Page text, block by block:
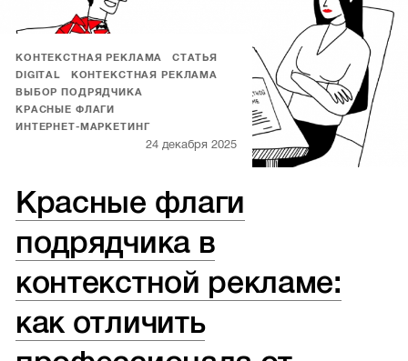
КОНТЕКСТНАЯ РЕКЛАМА
СТАТЬЯ
DIGITAL
КОНТЕКСТНАЯ РЕКЛАМА
ВЫБОР ПОДРЯДЧИКА
КРАСНЫЕ ФЛАГИ
ИНТЕРНЕТ-МАРКЕТИНГ
24 декабря 2025
Красные флаги
подрядчика в
контекстной рекламе:
как отличить